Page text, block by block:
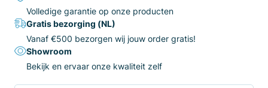
Volledige garantie op onze producten
Gratis bezorging (NL)
Vanaf €500 bezorgen wij jouw order gratis!
Showroom
Bekijk en ervaar onze kwaliteit zelf